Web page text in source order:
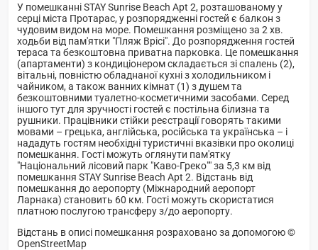
У помешканні STAY Sunrise Beach Apt 2, розташованому у
серці міста Протарас, у розпорядженні гостей є балкон з
чудовим видом на море. Помешкання розміщено за 2 хв.
ходьби від пам'ятки "Пляж Врісі". До розпорядження гостей
тераса та безкоштовна приватна парковка. Це помешкання
(апартаменти) з кондиціонером складається зі спалень (2),
вітальнi, повністю обладнаної кухні з холодильником і
чайником, а також ванних кімнат (1) з душем та
безкоштовними туалетно-косметичними засобами. Серед
іншого тут для зручності гостей є постільна білизна та
рушники. Працівники стійки реєстрації говорять такими
мовами – грецька, англійська, російська та українська – і
нададуть гостям необхідні туристичні вказівки про околиці
помешкання. Гості можуть оглянути пам'ятку
"Національний лісовий парк "Каво-Греко"" за 5,3 км від
помешкання STAY Sunrise Beach Apt 2. Відстань від
помешкання до аеропорту (Міжнародний аеропорт
Ларнака) становить 60 км. Гості можуть скористатися
платною послугою трансферу з/до аеропорту.
Відстань в описі помешкання розраховано за допомогою ©
OpenStreetMap